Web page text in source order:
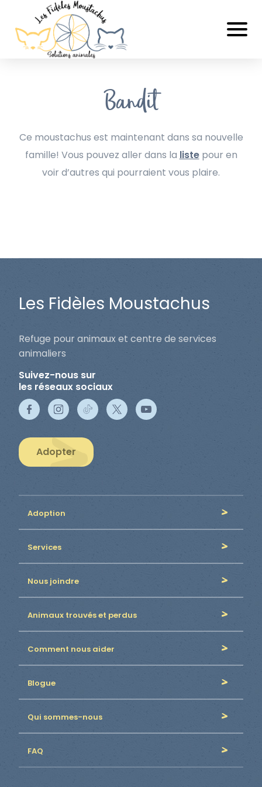
Bandit
Ce moustachus est maintenant dans sa nouvelle
famille! Vous pouvez aller dans la listepour en
voir d’autres qui pourraient vous plaire.
Les Fidèles Moustachus
Refuge pour animaux et centre de services
animaliers
Suivez-nous sur
les réseaux sociaux
Adopter
Adoption
Services
Nous joindre
Animaux trouvés et perdus
Comment nous aider
Blogue
Qui sommes-nous
FAQ